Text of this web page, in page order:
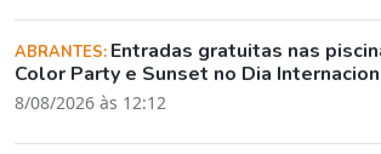
ABRANTES: Entradas gratuitas nas
Color Party e Sunset no Dia
8/08/2026 às 12:12